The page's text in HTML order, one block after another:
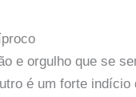
e orgulho que se
é um forte indício